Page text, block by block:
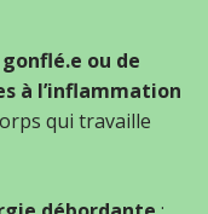
ou de
à l’inflammation
qui travaille